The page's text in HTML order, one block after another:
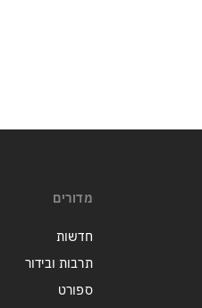
מדורים
חדשות
תרבות ובידור
ספורט